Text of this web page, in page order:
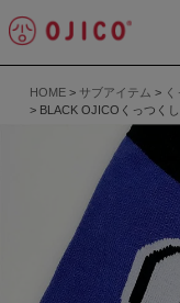
HOME サブアイテム
BLACK OJICOくっつく